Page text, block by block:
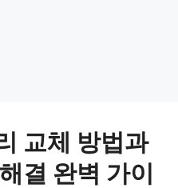
교체 방법과
결 완벽 가이